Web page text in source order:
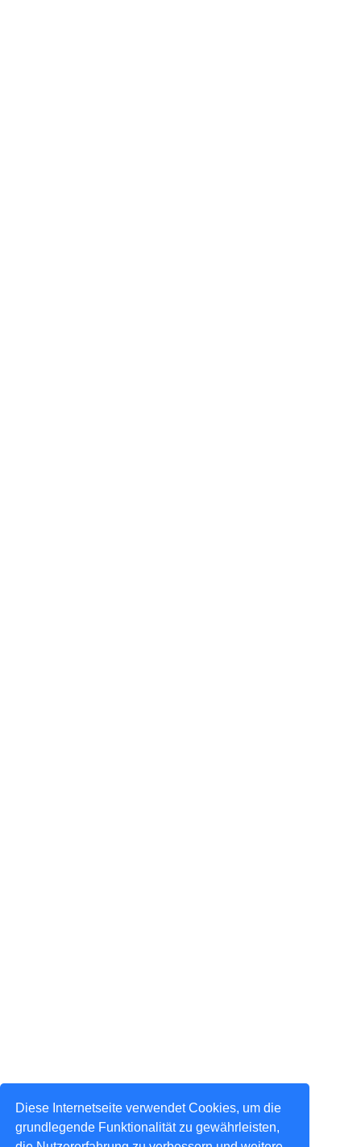
Diese Internetseite verwendet Cookies, um die
grundlegende Funktionalität zu gewährleisten,